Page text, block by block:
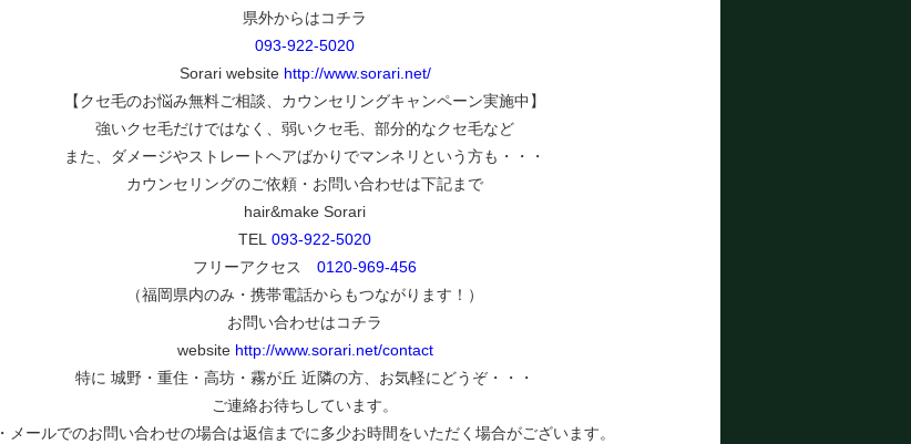
県外からはコチラ
093-922-5020
Sorari website http://www.sorari.net/
【クセ毛のお悩み無料ご相談、カウンセリングキャンペーン実施中】
強いクセ毛だけではなく、弱いクセ毛、部分的なクセ毛など
また、ダメージやストレートヘアばかりでマンネリという方も・・・
カウンセリングのご依頼・お問い合わせは下記まで
hair&make Sorari
TEL 093-922-5020
フリーアクセス 0120-969-456
（福岡県内のみ・携帯電話からもつながります！）
お問い合わせはコチラ
website http://www.sorari.net/contact
特に 城野・重住・高坊・霧が丘 近隣の方、お気軽にどうぞ・・・
ご連絡お待ちしています。
・メールでのお問い合わせの場合は返信までに多少お時間をいただく場合がございます。